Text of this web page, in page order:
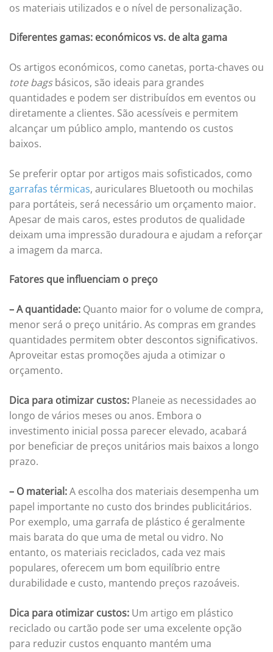
os materiais utilizados e o nível de personalização.
Diferentes gamas: económicos vs. de alta gama
Os artigos económicos, como canetas, porta-chaves ou
tote bagsbásicos, são ideais para grandes
quantidades e podem ser distribuídos em eventos ou
diretamente a clientes. São acessíveis e permitem
alcançar um público amplo, mantendo os custos
baixos.
Se preferir optar por artigos mais sofisticados, como
garrafas térmicas, auriculares Bluetooth ou mochilas
para portáteis, será necessário um orçamento maior.
Apesar de mais caros, estes produtos de qualidade
deixam uma impressão duradoura e ajudam a reforçar
a imagem da marca.
Fatores que influenciam o preço
– A quantidade: Quanto maior for o volume de compra,
menor será o preço unitário. As compras em grandes
quantidades permitem obter descontos significativos.
Aproveitar estas promoções ajuda a otimizar o
orçamento.
Dica para otimizar custos: Planeie as necessidades ao
longo de vários meses ou anos. Embora o
investimento inicial possa parecer elevado, acabará
por beneficiar de preços unitários mais baixos a longo
prazo.
– O material:A escolha dos materiais desempenha um
papel importante no custo dos brindes publicitários.
Por exemplo, uma garrafa de plástico é geralmente
mais barata do que uma de metal ou vidro. No
entanto, os materiais reciclados, cada vez mais
populares, oferecem um bom equilíbrio entre
durabilidade e custo, mantendo preços razoáveis.
Dica para otimizar custos: Um artigo em plástico
reciclado ou cartão pode ser uma excelente opção
para reduzir custos enquanto mantém uma